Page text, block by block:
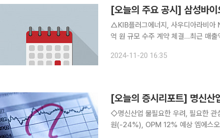
[오늘의 주요 공시] 삼성바
△KIB플러그에너지, 사우디아라비
억 원 규모 수주 계약 체결…최근 매출액 대비 6.04% △와이엠티,
2024-11-20 16:35
[오늘의 증시리포트] 명신산
◇명신산업 불필요한 우려, 필요한
원(-24%), OPM 12% 예상 엠에스오